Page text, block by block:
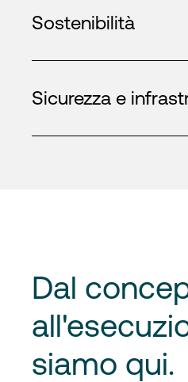
Sostenibilità
Sicurezza e
Dal
siamo qui.